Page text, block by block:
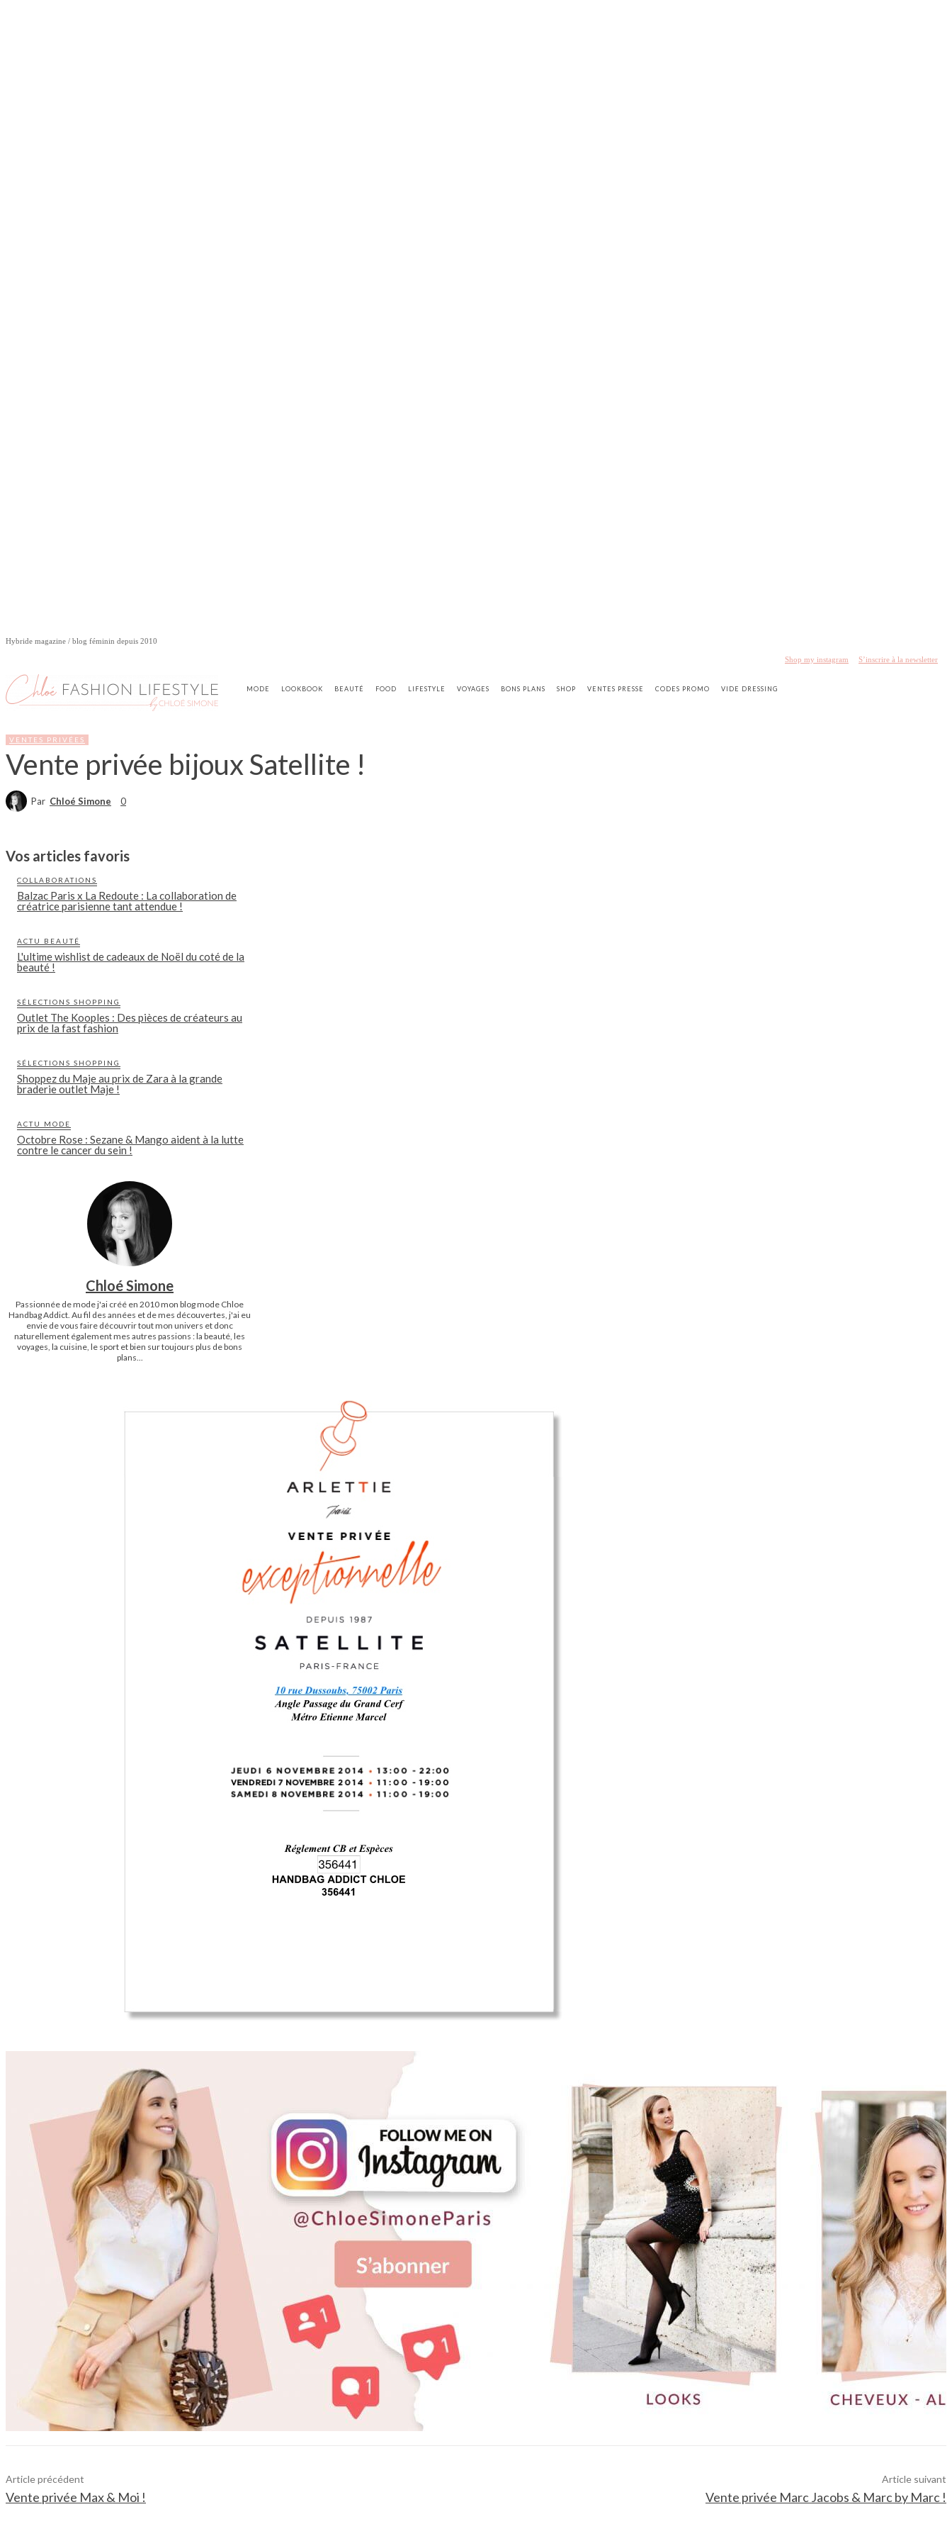
Hybride magazine / blog féminin depuis 2010
Shop my instagram S’inscrire à la newsletter
MODE LOOKBOOK BEAUTÉ FOOD LIFESTYLE VOYAGES BONS PLANS SHOP VENTES PRESSE CODES PROMO VIDE DRESSING
VENTES PRIVÉES
Vente privée bijoux Satellite !
Par Chloé Simone 0
Vos articles favoris
COLLABORATIONS
Balzac Paris x La Redoute : La collaboration de
créatrice parisienne tant attendue !
ACTU BEAUTÉ
L'ultime wishlist de cadeaux de Noël du coté de la
beauté !
SÉLECTIONS SHOPPING
Outlet The Kooples : Des pièces de créateurs au
prix de la fast fashion
SÉLECTIONS SHOPPING
Shoppez du Maje au prix de Zara à la grande
braderie outlet Maje !
ACTU MODE
Octobre Rose : Sezane & Mango aident à la lutte
contre le cancer du sein !
Chloé Simone
Passionnée de mode j'ai créé en 2010 mon blog mode Chloe
Handbag Addict. Au fil des années et de mes découvertes, j'ai eu
envie de vous faire découvrir tout mon univers et donc
naturellement également mes autres passions : la beauté, les
voyages, la cuisine, le sport et bien sur toujours plus de bons
plans...
Article précédent
Vente privée Max & Moi !
Article suivant
Vente privée Marc Jacobs & Marc by Marc !